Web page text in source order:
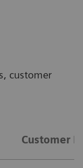
customer
Customer